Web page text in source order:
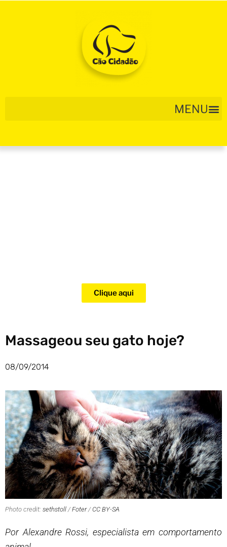
Clique aqui
Massageou seu gato hoje?
08/09/2014
Photo credit: sethstoll /Foter/CC BY-SA
Por Alexandre Rossi, especialista em comportamento